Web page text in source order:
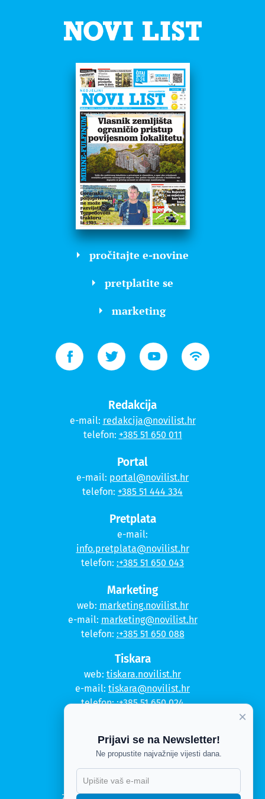
pročitajte e-novine
pretplatite se
marketing
Redakcija
e-mail: redakcija@novilist.hr
telefon: +385 51 650 011
Portal
e-mail: portal@novilist.hr
telefon: +385 51 444 334
Pretplata
e-mail:
info.pretplata@novilist.hr
telefon: :+385 51 650 043
Marketing
web: marketing.novilist.hr
e-mail: marketing@novilist.hr
telefon: :+385 51 650 088
Tiskara
web: tiskara.novilist.hr
e-mail: tiskara@novilist.hr
telefon::+385 51 650 024
Kontakt
Politika privatnosti
Politika kolačića
×
Prijavi se na Newsletter!
Ne propustite najvažnije vijesti dana.